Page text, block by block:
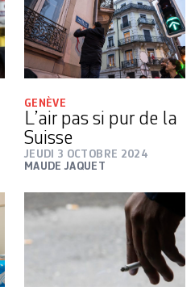
GENÈVE
L’air pas si pur de la
Suisse
JEUDI 3 OCTOBRE 2024
MAUDE JAQUET